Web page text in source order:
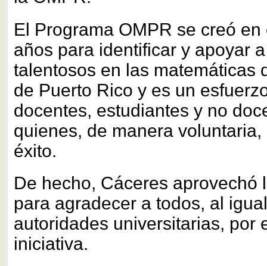
El Programa OMPR se creó
años para identificar y apoyar
talentosos en las matemáticas
de Puerto Rico y es un
docentes, estudiantes y no
quienes, de manera
éxito.
De hecho, Cáceres aprovechó
para agradecer a todos, al
autoridades universitarias, por
iniciativa.